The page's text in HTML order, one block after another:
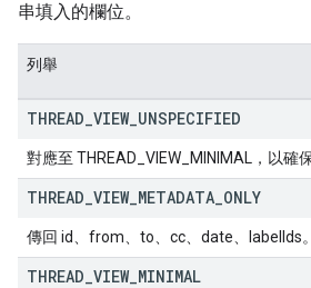
串填入的欄位。
列舉
THREAD VIEW_ UNSPECIFIED
對應至 THREAD_VIEW_MINIMAL，以確
THREAD VIEW_ METADATA ONLY
傳回 id、from、to、cc、date、labelIds。
THREAD VIEW_ MINIMAL